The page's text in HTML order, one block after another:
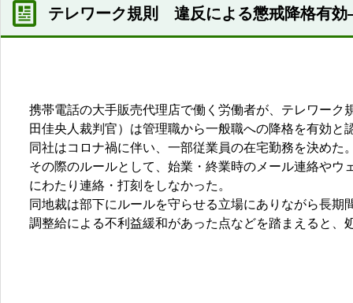
テレワーク規則 違反による懲戒降格有
携帯電話の大手販売代理店で働く労働者が、テレワー
田佳央人裁判官）は管理職から一般職への降格を有効と
同社はコロナ禍に伴い、一部従業員の在宅勤務を決めた
その際のルールとして、始業・終業時のメール連絡や
にわたり連絡・打刻をしなかった。
同地裁は部下にルールを守らせる立場にありながら長期
調整給による不利益緩和があった点などを踏まえると、